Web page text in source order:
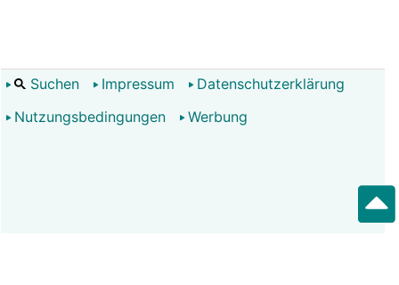
Suchen Impressum
Datenschutzerklärung
Nutzungsbedingungen
Werbung